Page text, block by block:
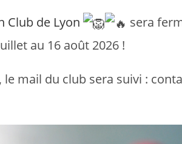
Club de Lyon
sera
au 16 août 2026 !
mail du club sera suivi :